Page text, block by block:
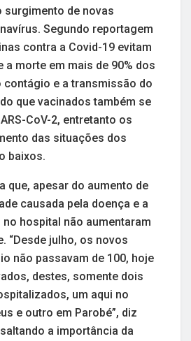
surgimento de novas
Segundo reportagem
contra a Covid-19 evitam
a morte em mais de 90% dos
contágio e a transmissão do
que vacinados também se
CoV-2, entretanto os
das situações dos
baixos.
que, apesar do aumento de
causada pela doença e a
hospital não aumentaram
“Desde julho, os novos
não passavam de 100, hoje
destes, somente dois
um aqui no
e outro em Parobé”, diz
a importância da